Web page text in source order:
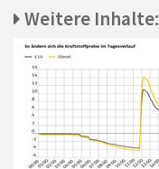
Weitere Inhalte: